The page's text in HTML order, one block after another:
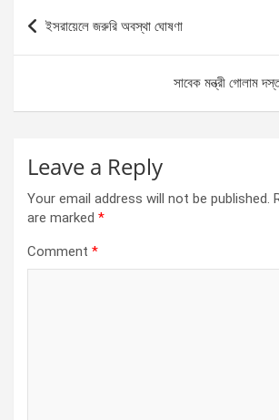
o
n
g
A
Post
navigation
ইসরায়েলে জরুরি অবস্থা ঘোষণা
সাবেক মন্ত্রী গোলাম
Leave a Reply
Your email address will not be published.
are marked *
Comment *